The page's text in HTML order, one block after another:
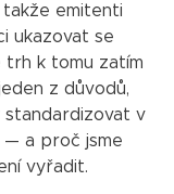
takže emitenti
ukazovat se
trh k tomu zatím
z důvodů,
v
— a proč jsme
vyřadit.